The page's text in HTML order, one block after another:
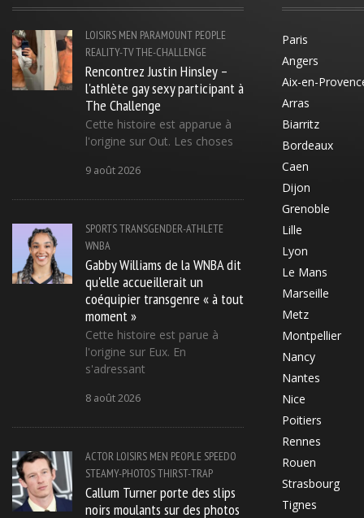
LOISIRS MEN PARAMOUNT PEOPLE
REALITY-TVTHE-CHALLENGE
Rencontrez Justin Hinsley –
l'athlète gay sexy participant à
The Challenge
Cette histoire est apparue à
l'origine sur Out. Les choses
9 août 2026
SPORTSTRANSGENDER-ATHLETE
WNBA
Gabby Williams de la WNBA dit
qu'elle accueillerait un
coéquipier transgenre « à tout
moment »
Cette histoire est parue à
l'origine sur Eux. En
s'adressant
8 août 2026
ACTOR LOISIRS MEN PEOPLE SPEEDO
STEAMY-PHOTOSTHIRST-TRAP
Callum Turner porte des slips
noirs moulants sur des photos
Paris
Angers
Aix-en-
Arras
Biarritz
Bordeaux
Caen
Dijon
Grenoble
Lille
Lyon
Le Mans
Marseille
Metz
Montpellier
Nancy
Nantes
Nice
Poitiers
Rennes
Rouen
Strasbourg
Tignes